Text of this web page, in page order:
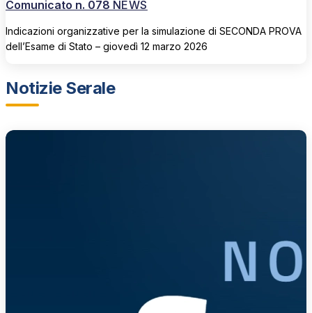
Comunicato n. 078 NEWS
Indicazioni organizzative per la simulazione di SECONDA PROVA
dell’Esame di Stato – giovedì 12 marzo 2026
Notizie Serale